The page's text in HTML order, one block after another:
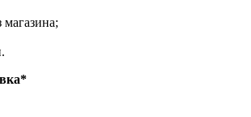
магазина;